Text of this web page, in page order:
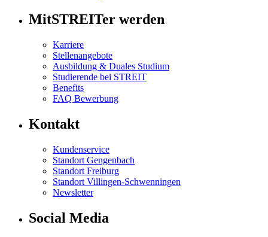
MitSTREITer werden
Karriere
Stellenangebote
Ausbildung & Duales Studium
Studierende bei STREIT
Benefits
FAQ Bewerbung
Kontakt
Kundenservice
Standort Gengenbach
Standort Freiburg
Standort Villingen-Schwenningen
Newsletter
Social Media